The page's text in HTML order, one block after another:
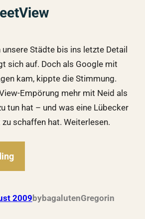
Städte bis ins letzte Detail
sich auf. Doch als Google mit
kam, kippte die Stimmung.
Empörung mehr mit Neid als
tun hat – und was eine Lübecker
schaffen hat. Weiterlesen.
2009 bybagalutenGregorin